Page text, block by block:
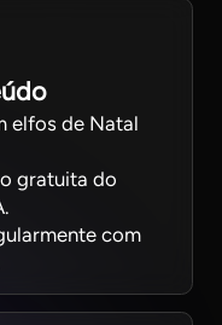
elfos de Natal
gratuita do
com